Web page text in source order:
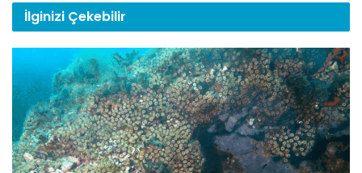
İlginizi Çekebilir